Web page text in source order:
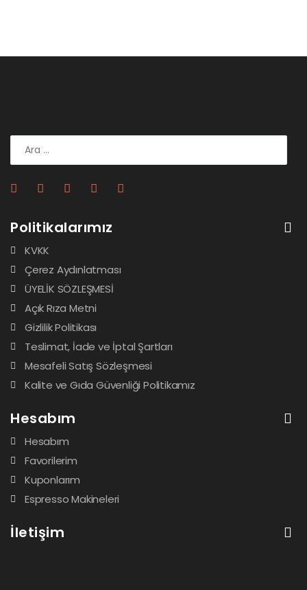
Politikalarımız
KVKK
Çerez Aydınlatması
ÜYELİK SÖZLEŞMESİ
Açık Rıza Metni
Gizlilik Politikası
Teslimat, İade ve İptal Şartları
Mesafeli Satış Sözleşmesi
Kalite ve Gıda Güvenliği Politikamız
Hesabım
Hesabım
Favorilerim
Kuponlarım
Espresso Makineleri
İletişim